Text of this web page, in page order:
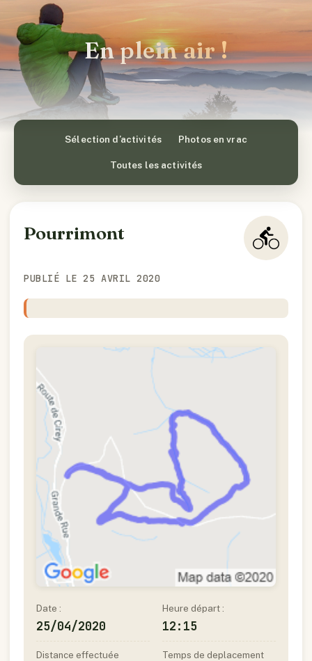
En plein air !
Sélection d’activités Photos en vrac
Toutes les activités
Pourrimont
PUBLIÉ LE 25 AVRIL 2020
Date :
25/04/2020
Heure départ :
12:15
Distance effectuée Temps de deplacement